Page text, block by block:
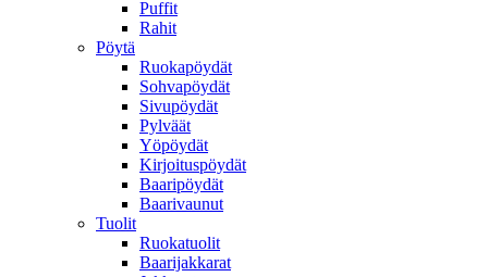
Puffit
Rahit
Pöytä
Ruokapöydät
Sohvapöydät
Sivupöydät
Pylväät
Yöpöydät
Kirjoituspöydät
Baaripöydät
Baarivaunut
Tuolit
Ruokatuolit
Baarijakkarat